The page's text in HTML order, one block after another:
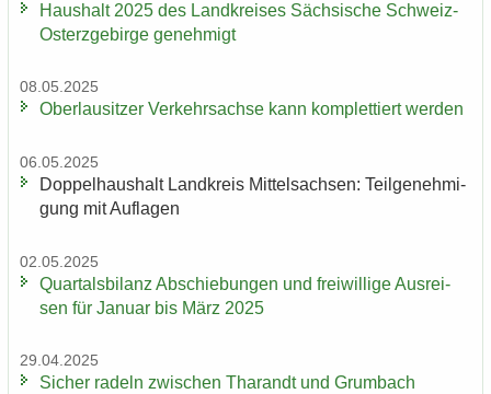
Haus­halt 2025 des Land­krei­ses Säch­si­sche Schweiz-​
Osterzgebirge ge­neh­migt
08.05.2025
Ober­lau­sit­zer Ver­kehrs­ach­se kann kom­plet­tiert wer­den
06.05.2025
Dop­pel­haus­halt Land­kreis Mit­tel­sach­sen: Teil­ge­neh­mi­
gung mit Auf­la­gen
02.05.2025
Quar­tals­bi­lanz Ab­schie­bun­gen und frei­wil­li­ge Aus­rei­
sen für Ja­nu­ar bis März 2025
29.04.2025
Si­cher ra­deln zwi­schen Tha­randt und Grum­bach